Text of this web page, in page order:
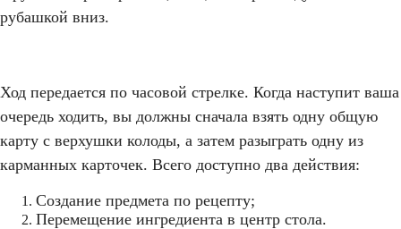
рубашкой вниз.
Ход передается по часовой стрелке. Когда наступит ваша
очередь ходить, вы должны сначала взять одну общую
карту с верхушки колоды, а затем разыграть одну из
карманных карточек. Всего доступно два действия:
Создание предмета по рецепту;
Перемещение ингредиента в центр стола.